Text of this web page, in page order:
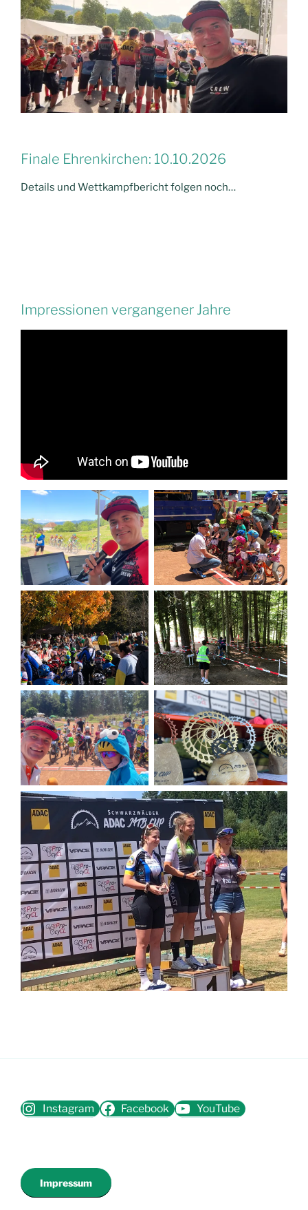
Finale Ehrenkirchen: 10.10.2026
Details und Wettkampfbericht folgen noch…
Impressionen vergangener Jahre
Instagram Facebook YouTube
Impressum